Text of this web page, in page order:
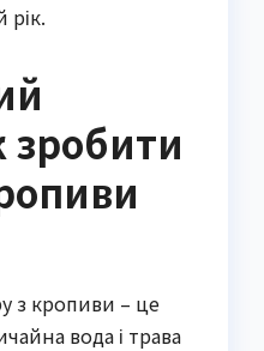
зробити
з кропиви – це
вода і трава